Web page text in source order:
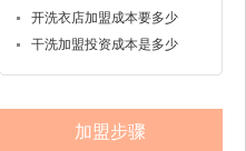
开洗衣店加盟成本要多少
干洗加盟投资成本是多少
加盟步骤